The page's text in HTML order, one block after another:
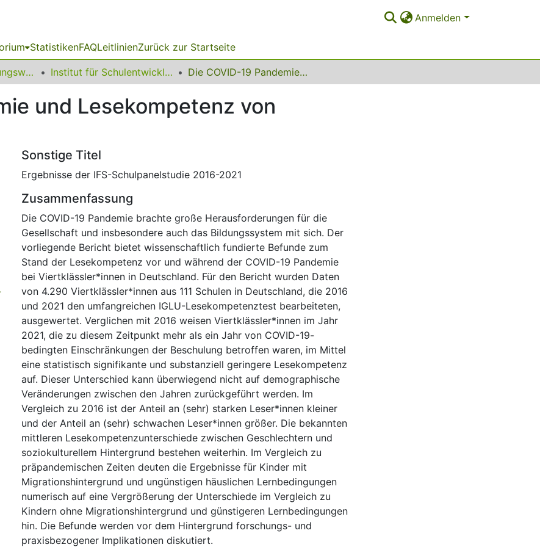
Anmelden
StatistikenFAQLeitlinienZurück zur Startseite
12 Fakultät Erziehungswissenschaft, Psychologie und Bildungsforschung Institut für Schulentwicklungsforschung Die COVID-19 Pandemie und Lesekompetenz von Viertklässler*innen
und Lesekompetenz von
Sonstige Titel
Ergebnisse der IFS-Schulpanelstudie 2016-2021
Zusammenfassung
Die COVID-19 Pandemie brachte große Herausforderungen für die
Gesellschaft und insbesondere auch das Bildungssystem mit sich. Der
vorliegende Bericht bietet wissenschaftlich fundierte Befunde zum
Stand der Lesekompetenz vor und während der COVID-19 Pandemie
bei Viertklässler*innen in Deutschland. Für den Bericht wurden Daten
von 4.290 Viertklässler*innen aus 111 Schulen in Deutschland, die 2016
und 2021 den umfangreichen IGLU-Lesekompetenztest bearbeiteten,
ausgewertet. Verglichen mit 2016 weisen Viertklässler*innen im Jahr
2021, die zu diesem Zeitpunkt mehr als ein Jahr von COVID-19-
bedingten Einschränkungen der Beschulung betroffen waren, im Mittel
eine statistisch signifikante und substanziell geringere Lesekompetenz
auf. Dieser Unterschied kann überwiegend nicht auf demographische
Veränderungen zwischen den Jahren zurückgeführt werden. Im
Vergleich zu 2016 ist der Anteil an (sehr) starken Leser*innen kleiner
und der Anteil an (sehr) schwachen Leser*innen größer. Die bekannten
mittleren Lesekompetenzunterschiede zwischen Geschlechtern und
soziokulturellem Hintergrund bestehen weiterhin. Im Vergleich zu
präpandemischen Zeiten deuten die Ergebnisse für Kinder mit
Migrationshintergrund und ungünstigen häuslichen Lernbedingungen
numerisch auf eine Vergrößerung der Unterschiede im Vergleich zu
Kindern ohne Migrationshintergrund und günstigeren Lernbedingungen
hin. Die Befunde werden vor dem Hintergrund forschungs- und
praxisbezogener Implikationen diskutiert.